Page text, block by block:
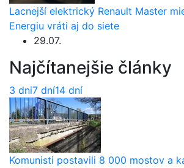
Lacnejší elektrický Renault Master
Energiu vráti aj do siete
29.07.
Najčítanejšie články
3 dni7 dní14 dní
Komunisti postavili 8 000 mostov a